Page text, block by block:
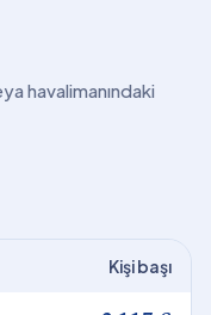
havalimanındaki
Kişi başı